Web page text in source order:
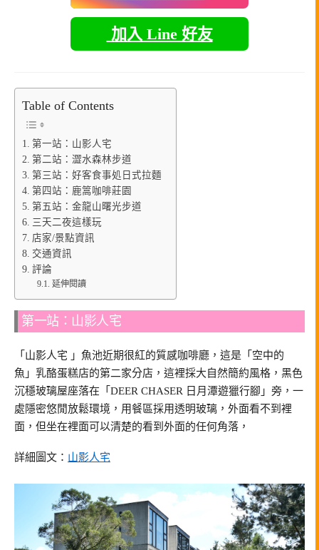
加入 Line 好友
Table of Contents
第一站：山影人宅
第二站：澀水森林步道
第三站：好客食事処日式拉麵
第四站：鹿篙咖啡莊園
第五站：金龍山曙光步道
三天二夜這樣玩
店家/景點資訊
交通資訊
評論
延伸閱讀
第一站：山影人宅
「山影人宅 」魚池近期很紅的質感咖啡廳，這是「空中的
魚」乳酪蛋糕店的第二家分店，這裡採大自然簡約風格，黑色
沉穩玻璃屋座落在「DEER CHASER 日月潭遊獵行腳」旁，一
處隱密悠閒放鬆環境，用餐區採用透明玻璃，外面看不到裡
面，但坐在裡面可以清楚的看到外面的任何角落，
詳細圖文： 山影人宅